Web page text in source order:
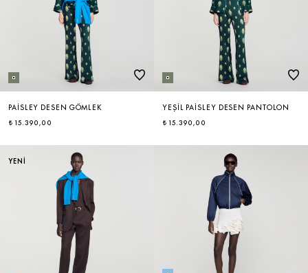
PAISLEY DESEN GÖMLEK
₺ 15.390,00
YEŞIL PAISLEY DESEN PANTOLON
₺ 15.390,00
YENİ